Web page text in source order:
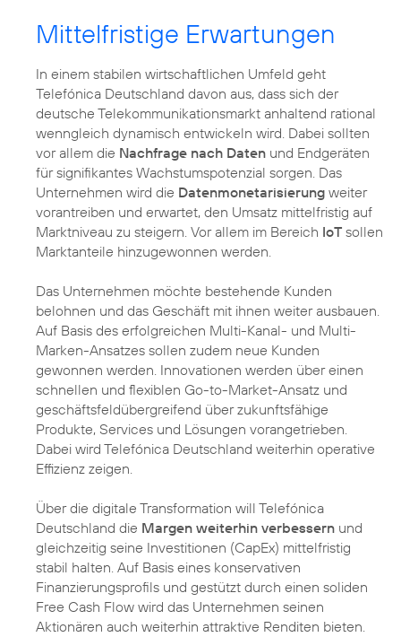
Mittelfristige Erwartungen
In einem stabilen wirtschaftlichen Umfeld geht
Telefónica Deutschland davon aus, dass sich der
deutsche Telekommunikationsmarkt anhaltend rational
wenngleich dynamisch entwickeln wird. Dabei sollten
vor allem die Nachfrage nach Daten und Endgeräten
für signifikantes Wachstumspotenzial sorgen. Das
Unternehmen wird die Datenmonetarisierung weiter
vorantreiben und erwartet, den Umsatz mittelfristig auf
Marktniveau zu steigern. Vor allem im Bereich IoT sollen
Marktanteile hinzugewonnen werden.
Das Unternehmen möchte bestehende Kunden
belohnen und das Geschäft mit ihnen weiter ausbauen.
Auf Basis des erfolgreichen Multi-Kanal- und Multi-
Marken-Ansatzes sollen zudem neue Kunden
gewonnen werden. Innovationen werden über einen
schnellen und flexiblen Go-to-Market-Ansatz und
geschäftsfeldübergreifend über zukunftsfähige
Produkte, Services und Lösungen vorangetrieben.
Dabei wird Telefónica Deutschland weiterhin operative
Effizienz zeigen.
Über die digitale Transformation will Telefónica
Deutschland die Margen weiterhin verbessern und
gleichzeitig seine Investitionen (CapEx) mittelfristig
stabil halten. Auf Basis eines konservativen
Finanzierungsprofils und gestützt durch einen soliden
Free Cash Flow wird das Unternehmen seinen
Aktionären auch weiterhin attraktive Renditen bieten.